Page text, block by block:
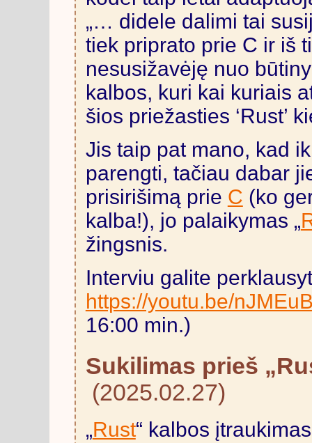
„… didele dalimi tai
tiek priprato prie C ir iš
nesusižavėję nuo
kalbos, kuri kai kuriais
šios priežasties ‘Rust’
Jis taip pat mano, kad
parengti, tačiau dabar
prisirišimą prie C (ko
kalba!), jo palaikymas „
žingsnis.
Interviu galite
https://youtu.be/
16:00 min.)
Sukilimas prieš
(2025.02.27)
„Rust“ kalbos